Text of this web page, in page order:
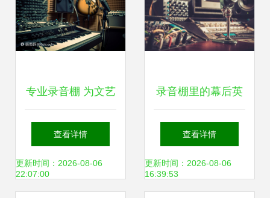
专业录音棚 为文艺
创作服务的艺术空
间
查看详情
更新时间：2026-08-06
22:07:00
录音棚里的幕后英
雄 音乐制作人的工
作与创作
查看详情
更新时间：2026-08-06
16:39:53